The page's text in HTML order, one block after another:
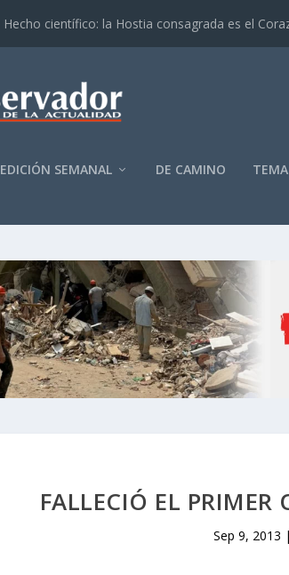
Hecho científico: la Hostia consagrada es el
EDICIÓN SEMANAL DE CAMINO
FALLECIÓ EL PRIMER
Sep 9, 2013